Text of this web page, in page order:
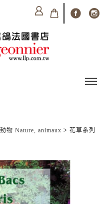
物 Nature, animaux > 花草系列